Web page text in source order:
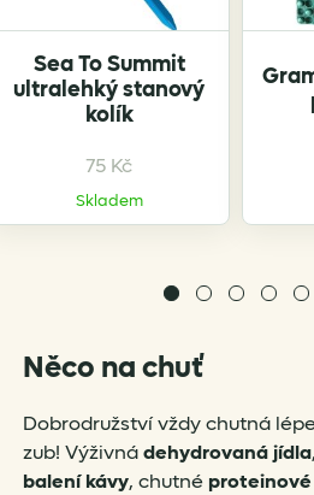
Sea To Summit
ultralehký stanový
kolík
75 Kč
Skladem
Něco na chuť
Dobrodružství vždy chutná
zub! Výživnádehydrovaná jídla
balení kávy, chutné